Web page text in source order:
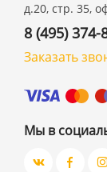
д.20, стр. 35,
8 (495) 374-
Заказать
Мы в